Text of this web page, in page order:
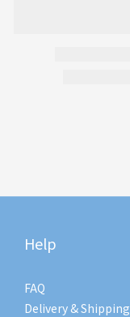
Help
FAQ
Delivery & Shipping